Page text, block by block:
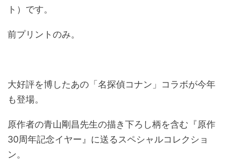
ト）です。
前プリントのみ。
大好評を博したあの「名探偵コナン」コラボが今年
も登場。
原作者の青山剛昌先生の描き下ろし柄を含む『原作
30周年記念イヤー』に送るスペシャルコレクショ
ン。